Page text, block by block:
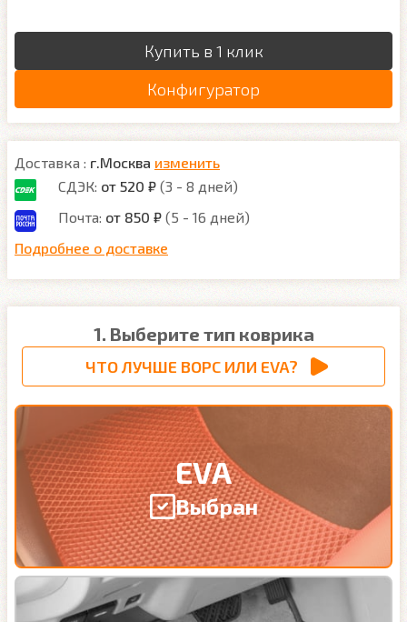
Купить в 1 клик
Конфигуратор
Доставка : г.Москва изменить
СДЭК: от 520 ₽ (3 - 8 дней)
Почта: от 850 ₽ (5 - 16 дней)
Подробнее о доставке
1. Выберите тип коврика
ЧТО ЛУЧШЕ ВОРС ИЛИ EVA?
EVA
Выбран